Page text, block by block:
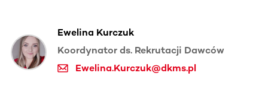
Ewelina Kurczuk
Koordynator ds. Rekrutacji Dawców
Ewelina.Kurczuk@dkms.pl